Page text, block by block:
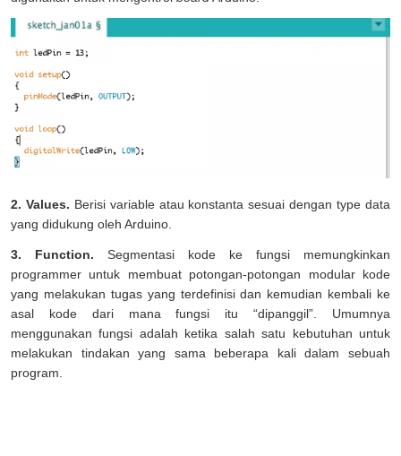
2. Values. Berisi variable atau konstanta sesuai dengan type data
yang didukung oleh Arduino.
3. Function. Segmentasi kode ke fungsi memungkinkan
programmer untuk membuat potongan-potongan modular kode
yang melakukan tugas yang terdefinisi dan kemudian kembali ke
asal kode dari mana fungsi itu “dipanggil”. Umumnya
menggunakan fungsi adalah ketika salah satu kebutuhan untuk
melakukan tindakan yang sama beberapa kali dalam sebuah
program.